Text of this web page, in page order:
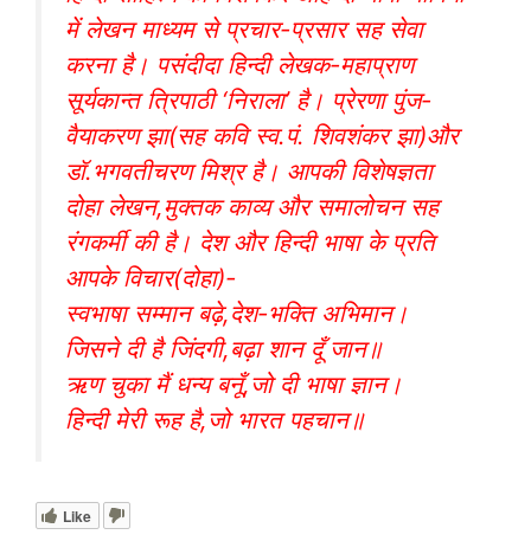
में लेखन माध्यम से प्रचार-प्रसार सह सेवा
करना है। पसंदीदा हिन्दी लेखक-महाप्राण
सूर्यकान्त त्रिपाठी ‘निराला’ है। प्रेरणा पुंज-
वैयाकरण झा(सह कवि स्व.पं. शिवशंकर झा)और
डॉ.भगवतीचरण मिश्र है। आपकी विशेषज्ञता
दोहा लेखन,मुक्तक काव्य और समालोचन सह
रंगकर्मी की है। देश और हिन्दी भाषा के प्रति
आपके विचार(दोहा)-
स्वभाषा सम्मान बढ़े,देश-भक्ति अभिमान।
जिसने दी है जिंदगी,बढ़ा शान दूँ जान॥
ऋण चुका मैं धन्य बनूँ,जो दी भाषा ज्ञान।
हिन्दी मेरी रूह है,जो भारत पहचान॥
Like